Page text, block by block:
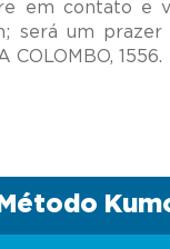
em contato e
será um prazer
Método